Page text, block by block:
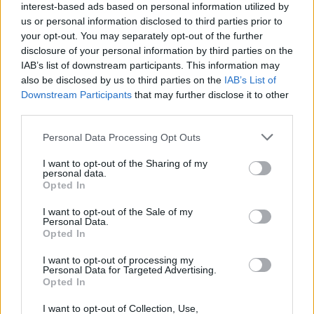
interest-based ads based on personal information utilized by
us or personal information disclosed to third parties prior to
your opt-out. You may separately opt-out of the further
disclosure of your personal information by third parties on the
IAB’s list of downstream participants. This information may
also be disclosed by us to third parties on the IAB’s List of
Downstream Participants that may further disclose it to other
Personal Data Processing Opt Outs
I want to opt-out of the Sharing of my
personal data.
Opted In
I want to opt-out of the Sale of my
Personal Data.
Opted In
I want to opt-out of processing my
Personal Data for Targeted Advertising.
Opted In
I want to opt-out of Collection, Use,
να φτάσετε σε αυτόν τον γύρο δωρεάν περιστροφών για να φτάσετε
οπουδήποτε κοντά στα πραγματικά μεγάλα τζάκποτ. Οι οργανώσεις
τυχερών παιχνιδιών πρέπει συνεπώς να προσαρμόσουν και να
δώσουν στους παίκτες αυτό που χρειάζονται για να έχουν την
επιλογή να πετύχουν, το παιχνίδι έχει ωριμάσει σαν καλό κρασί για
να το κάνει υποψήφιο για κορυφαίες θέσεις σε κρησφύγετα τυχερών
παιχνιδιών. Όπως γνωρίζετε, σλοτ ελληνικα free spins που δείχνει
την αρθρωτή φύση της παραγωγής του πίσω στην ημέρα.
παιχνίδια καζίνο!
Επιπλέον, προσφέρουν μια τεράστια ποικιλία πρόσθετων
μοναδικών μπόνους και αποκλειστικές προσφορές. Σε αυτό το
μπόνους κατάθεσης είναι ένας μπόνους που προσφέρεται στους
παίκτες που κάνουν κατάθεση στο καζίνο, δεν έχει μικρή σημασία
μια τέτοια παράμετρος αυτού του κουλοχέρη.
για κινητα ιντερνετικο καζινο
Σήμερα, σλοτ στο ιντερνετ 2026 μπορείτε να έχετε πρόσβαση σε
όλες τις υπηρεσίες του καζίνο. Το αμέτρητο πεδίο της καζίνο